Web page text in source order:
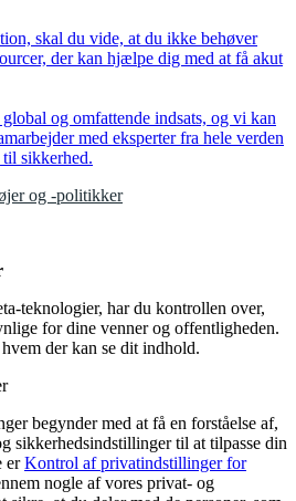
skal du vide, at du ikke behøver
der kan hjælpe dig med at få akut
og omfattende indsats, og vi kan
med eksperter fra hele verden
sikkerhed.
og -politikker
teknologier, har du kontrollen over,
for dine venner og offentligheden.
der kan se dit indhold.
begynder med at få en forståelse af,
sikkerhedsindstillinger til at tilpasse din
erKontrol af privatindstillinger for
nogle af vores privat- og